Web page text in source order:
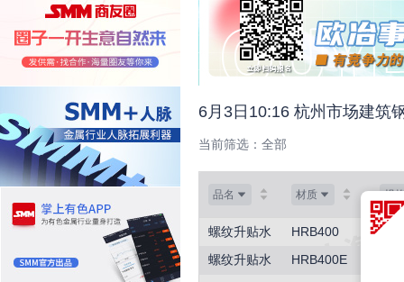
815
0 (0.00%)
国内矿综合价格指数
-4.96 (-0.58%)
SMM中国螺纹钢价格指数
3030
5 (0.17%) 0
6月3日10:16 杭州市场建筑
当前筛选： 全部
品名 材质 规
螺纹升贴水 HRB400
螺纹升贴水
HRB400E